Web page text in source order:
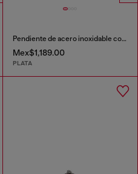
Pendiente de acero inoxidable con lavado oscuro
Mex$1,189.00
PLATA